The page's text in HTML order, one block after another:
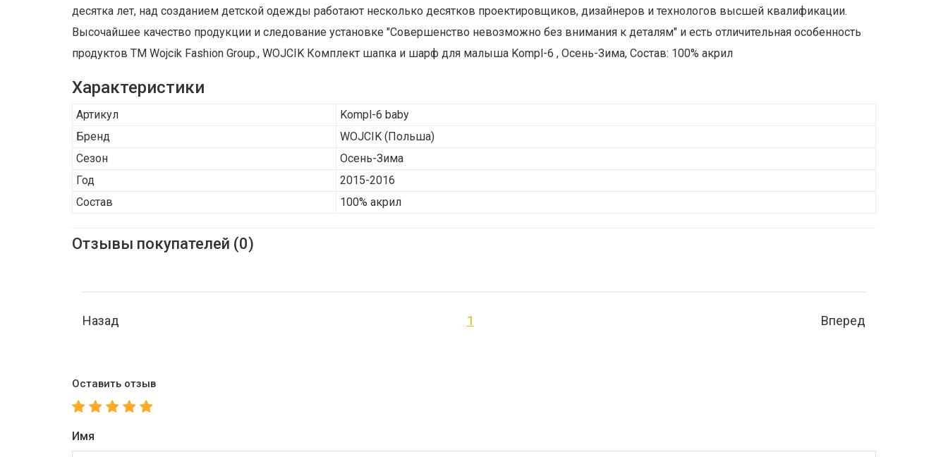
десятка лет, над созданием детской одежды работают несколько десятков проектировщиков, дизайнеров и технологов высшей квалификации.
Высочайшее качество продукции и следование установке "Совершенство невозможно без внимания к деталям" и есть отличительная особенность
продуктов ТМ Wojcik Fashion Group., WOJCIK Комплект шапка и шарф для малыша Kompl-6 , Осень-Зима, Состав: 100% акрил
Характеристики
Артикул
Kompl-6 baby
Бренд
WOJCIK (Польша)
Сезон
Осень-Зима
Год
2015-2016
Состав
100% акрил
Отзывы покупателей (0)
Назад 1 Вперед
Оставить отзыв
Имя